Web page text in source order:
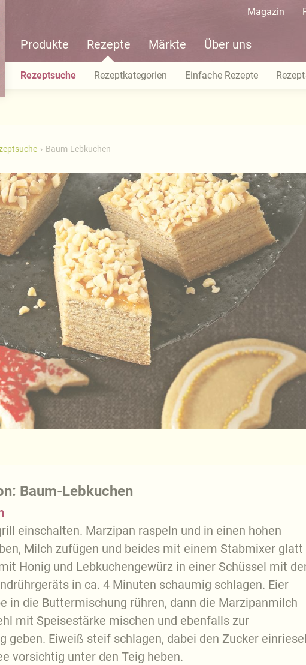
Magazin
Produkte Rezepte Märkte Über uns
Rezeptsuche Rezeptkategorien Einfache Rezepte
Baum-Lebkuchen
Baum-Lebkuchen
einschalten. Marzipan raspeln und in einen hohen
Milch zufügen und beides mit einem Stabmixer glatt
Honig und Lebkuchengewürz in einer Schüssel mit
in ca. 4 Minuten schaumig schlagen. Eier
in die Buttermischung rühren, dann die Marzipanmilch
mit Speisestärke mischen und ebenfalls zur
geben. Eiweiß steif schlagen, dabei den Zucker
vorsichtig unter den Teig heben.